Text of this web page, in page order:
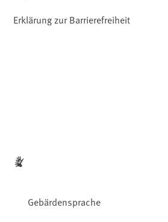
Erklärung zur Barrierefreiheit
Gebärdensprache